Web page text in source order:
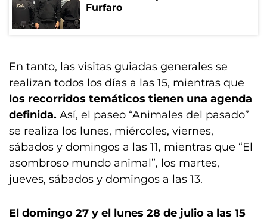
Furfaro
En tanto, las visitas guiadas generales se
realizan todos los días a las 15, mientras que
los recorridos temáticos tienen una agenda
definida. Así, el paseo “Animales del pasado”
se realiza los lunes, miércoles, viernes,
sábados y domingos a las 11, mientras que “El
asombroso mundo animal”, los martes,
jueves, sábados y domingos a las 13.
El domingo 27 y el lunes 28 de julio a las 15